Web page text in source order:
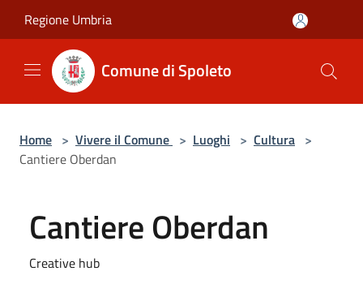
Regione Umbria
Comune di Spoleto
Home > Vivere il Comune > Luoghi > Cultura >
Cantiere Oberdan
Cantiere Oberdan
Creative hub